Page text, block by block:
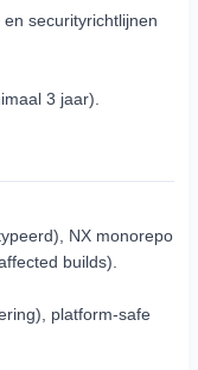
securityrichtlijnen
3 jaar).
NX monorepo
builds).
platform-safe